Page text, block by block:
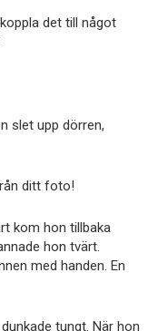
det till något
slet upp dörren,
ditt foto!
kom hon tillbaka
hon tvärt.
med handen. En
tungt. När hon